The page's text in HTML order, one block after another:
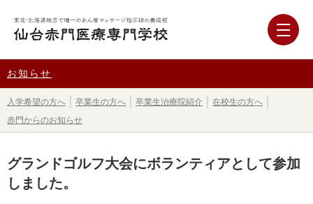
お知らせ
入学希望の方へ 卒業生の方へ 卒業生治療院紹介
在校生の方へ
赤門からのお知らせ
グランドゴルフ大会にボランティアとして参加
しました。